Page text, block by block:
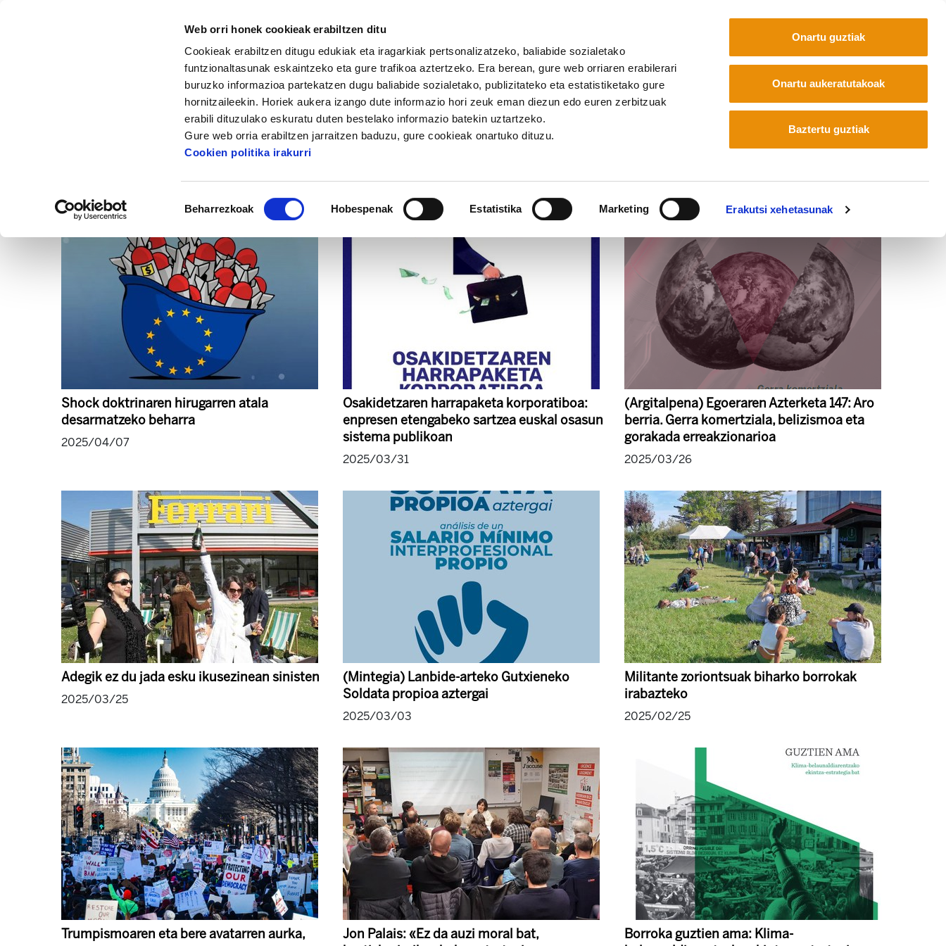
Web orri honek cookieak erabiltzen ditu
Cookieak erabiltzen ditugu edukiak eta iragarkiak pertsonalizatzeko, baliabide sozialetako
funtzionaltasunak eskaintzeko eta gure trafikoa aztertzeko. Era berean, gure web orriaren erabilerari
buruzko informazioa partekatzen dugu baliabide sozialetako, publizitateko eta estatistiketako gure
hornitzaileekin. Horiek aukera izango dute informazio hori zeuk eman diezun edo euren zerbitzuak
erabili dituzulako eskuratu duten bestelako informazio batekin uztartzeko.
Gure web orria erabiltzen jarraitzen baduzu, gure cookieak onartuko dituzu.
Cookien politika irakurri
hautatzea
Beharrezkoak Hobespenak Estatistika Marketing Erakutsi xehetasunak
Onartu guztiak
Onartu aukeratutakoak
Baztertu guztiak
Albisteak eta artikuluak
Shock doktrinaren hirugarren atala
desarmatzeko beharra
2025/04/07
Osakidetzaren harrapaketa korporatiboa:
enpresen etengabeko sartzea euskal osasun
sistema publikoan
2025/03/31
(Argitalpena) Egoeraren Azterketa 147: Aro
berria. Gerra komertziala, belizismoa eta
gorakada erreakzionarioa
2025/03/26
Adegik ez du jada esku ikusezinean sinisten
2025/03/25
(Mintegia) Lanbide-arteko Gutxieneko
Soldata propioa aztergai
2025/03/03
Militante zoriontsuak biharko borrokak
irabazteko
2025/02/25
Trumpismoaren eta bere avatarren aurka,
Jon Palais: «Ez da auzi moral bat,
Borroka guztien ama: Klima-